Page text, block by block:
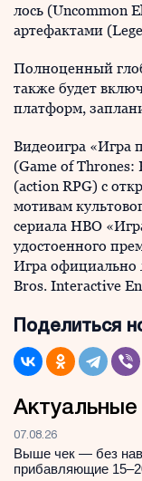
лось (Uncommon
артефактами
Полноценный
также будет
платформ,
Видеоигра «Игра
(Game of Thrones:
(action RPG) с
мотивам
сериала HBO
удостоенного
Игра официально
Bros. Interactive
Поделиться
Актуальные
07.08.26
Выше чек — без
прибавляющие